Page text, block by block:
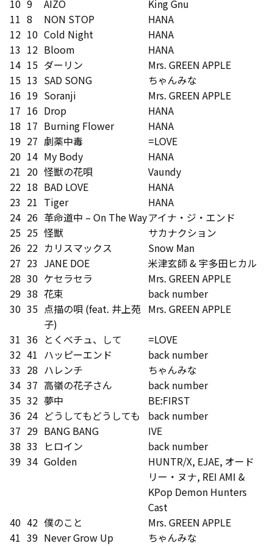
10 9 AIZO
King Gnu
11 8 NON STOP
HANA
12 10 Cold Night
HANA
13 12 Bloom
HANA
14 15 ダーリン
Mrs. GREEN APPLE
15 13 SAD SONG
ちゃんみな
16 19 Soranji
Mrs. GREEN APPLE
17 16 Drop
HANA
18 17 Burning Flower
HANA
19 27 劇薬中毒
=LOVE
20 14 My Body
HANA
21 20 怪獣の花唄
Vaundy
22 18 BAD LOVE
HANA
23 21 Tiger
HANA
24 26 革命道中 – On The Wayアイナ・ジ・エンド
25 25 怪獣
サカナクション
26 22 カリスマックス
Snow Man
27 23 JANE DOE
米津玄師 & 宇多田ヒカル
28 30 ケセラセラ
Mrs. GREEN APPLE
29 38 花束
back number
30 35 点描の唄 (feat. 井上苑
子)
Mrs. GREEN APPLE
31 36 とくべチュ、して
=LOVE
32 41 ハッピーエンド
back number
33 28 ハレンチ
ちゃんみな
34 37 高嶺の花子さん
back number
35 32 夢中
BE:FIRST
36 24 どうしてもどうしても
back number
37 29 BANG BANG
IVE
38 33 ヒロイン
back number
39 34 Golden
HUNTR/X, EJAE, オード
リー・ヌナ, REI AMI &
KPop Demon Hunters
Cast
40 42 僕のこと
Mrs. GREEN APPLE
41 39 Never Grow Up
ちゃんみな